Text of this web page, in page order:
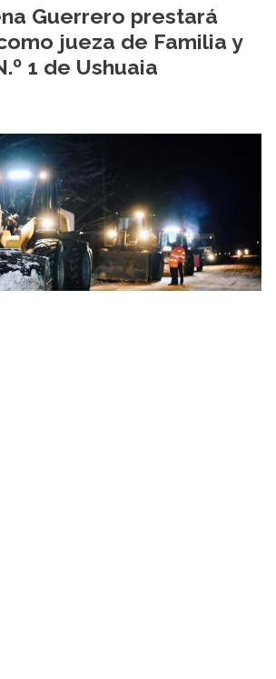
Guerrero prestará
jueza de Familia y
1 de Ushuaia